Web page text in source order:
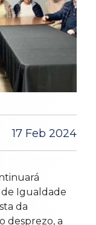
17 Feb 2024
Igualdade
da
desprezo, a